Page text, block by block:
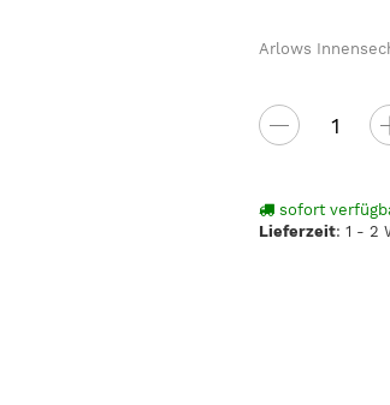
Arlows
sofort
Lieferzeit:1 - 2